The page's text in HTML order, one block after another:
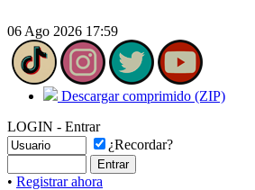
06 Ago 2026 17:59
Descargar comprimido (ZIP)
LOGIN - Entrar
¿Recordar?
• Registrar ahora